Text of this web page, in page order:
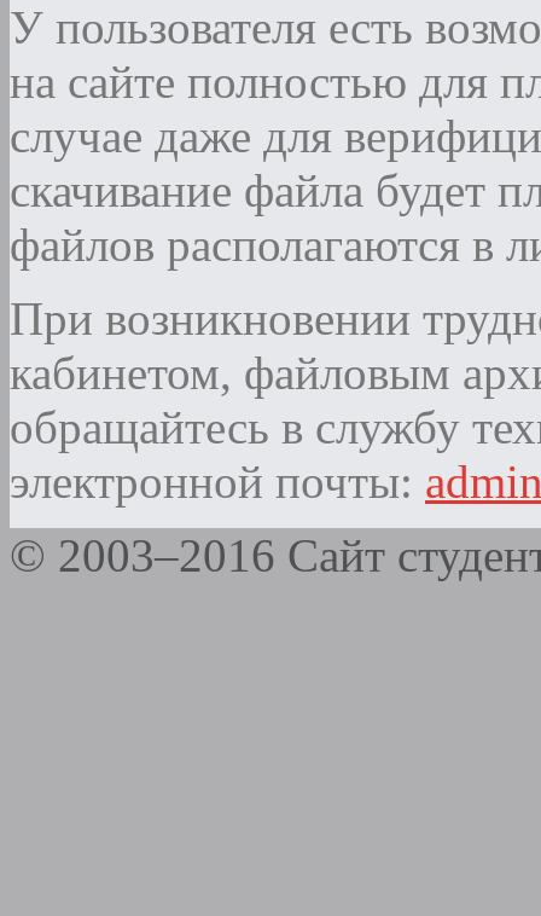
У пользователя есть
на сайте полностью для
случае даже для
скачивание файла будет
файлов располагаются в
При возникновении
кабинетом, файловым
обращайтесь в службу
электронной почты:
© 2003–2016 Сайт